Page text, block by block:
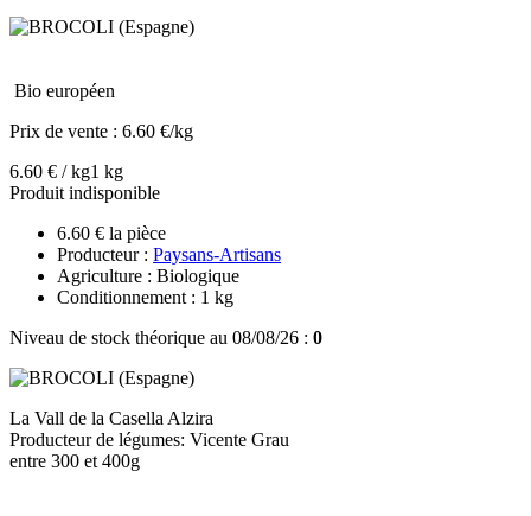
Bio européen
Prix de vente : 6.60 €/kg
6.60 € / kg1 kg
Produit indisponible
6.60 € la pièce
Producteur : Paysans-Artisans
Agriculture : Biologique
Conditionnement : 1 kg
Niveau de stock théorique au 08/08/26 : 0
La Vall de la Casella Alzira
Producteur de légumes: Vicente Grau
entre 300 et 400g